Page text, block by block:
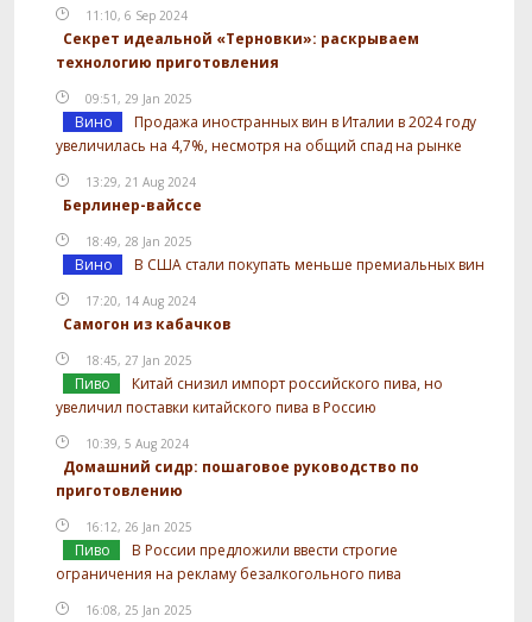
11:10, 6 Sep 2024
Секрет идеальной «Терновки»: раскрываем
технологию приготовления
09:51, 29 Jan 2025
Вино
Продажа иностранных вин в Италии в 2024 году
увеличилась на 4,7%, несмотря на общий спад на рынке
13:29, 21 Aug 2024
Берлинер-вайссе
18:49, 28 Jan 2025
Вино В США стали покупать меньше премиальных вин
17:20, 14 Aug 2024
Самогон из кабачков
18:45, 27 Jan 2025
Пиво
Китай снизил импорт российского пива, но
увеличил поставки китайского пива в Россию
10:39, 5 Aug 2024
Домашний сидр: пошаговое руководство по
приготовлению
16:12, 26 Jan 2025
Пиво
В России предложили ввести строгие
ограничения на рекламу безалкогольного пива
16:08, 25 Jan 2025